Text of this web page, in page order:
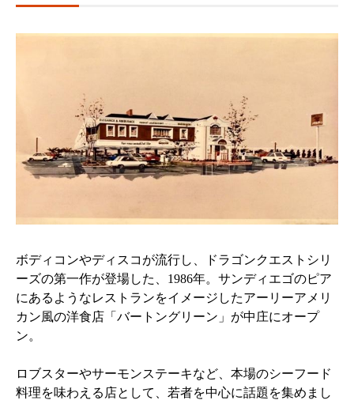
ボディコンやディスコが流行し、ドラゴンクエストシリ
ーズの第一作が登場した、1986年。サンディエゴのピア
にあるようなレストランをイメージしたアーリーアメリ
カン風の洋食店「バートングリーン」が中庄にオープ
ン。
ロブスターやサーモンステーキなど、本場のシーフード
料理を味わえる店として、若者を中心に話題を集めまし